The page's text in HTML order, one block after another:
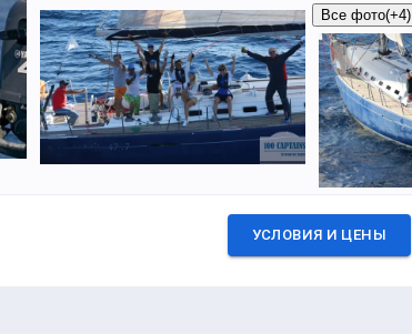
Все фото(+4)
УСЛОВИЯ И ЦЕНЫ